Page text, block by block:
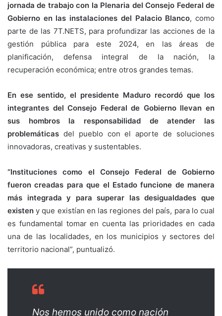
jornada de trabajo con la Plenaria del Consejo Federal de
Gobierno en las instalaciones del Palacio Blanco, como
parte de las 7T.NETS, para profundizar las acciones de la
gestión pública para este 2024, en las áreas de
planificación, defensa integral de la nación, la
recuperación económica; entre otros grandes temas.
En ese sentido, el presidente Maduro recordó que los
integrantes del Consejo Federal de Gobierno llevan en
sus hombros la responsabilidad de atender las
problemáticas del pueblo con el aporte de soluciones
innovadoras, creativas y sustentables.
“Instituciones como el Consejo Federal de Gobierno
fueron creadas para que el Estado funcione de manera
más integrada y para superar las desigualdades que
existeny que existían en las regiones del país, para lo cual
es fundamental tomar en cuenta las prioridades en cada
una de las localidades, en los municipios y sectores del
territorio nacional”, puntualizó.
Nos hemos unido como nación